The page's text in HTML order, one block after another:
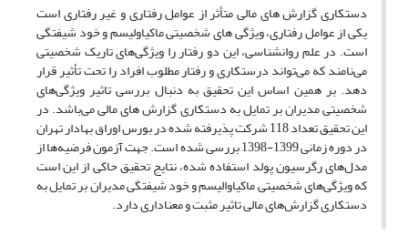
دستکاری گزارش های مالی متأثر از عوامل رفتاری و غیر رفتاری است
یکی از عوامل رفتاری، ویژگی های شخصیتی ماکیاولیسم و خود شیفتگی
است. در علم روانشناسی، این دو رفتار را ویژگی‌های تاریک شخصیتی
می‌نامند که می‌تواند درستکاری و رفتار مطلوب افراد را تحت تأثیر قرار
دهد. بر همین اساس این تحقیق به دنبال بررسی تاثیر ویژگی‌های
شخصیتی مدیران بر تمایل به دستکاری گزارش های مالی می‌باشد. در
این تحقیق تعداد 118 شرکت پذیرفته شده در بورس اوراق بهادار تهران
در دوره زمانی 1399-1398 بررسی شده است. جهت آزمون فرضیه‌ها از
مدل‌های رگرسیون پولد استفاده شده، نتایج تحقیق حاکی از این است
که ویژگی‌های شخصیتی ماکیاوالیسم و خود شیفتگی مدیران بر تمایل به
دستکاری گزارش‌های مالی تاثیر مثبت و معناداری دارد.